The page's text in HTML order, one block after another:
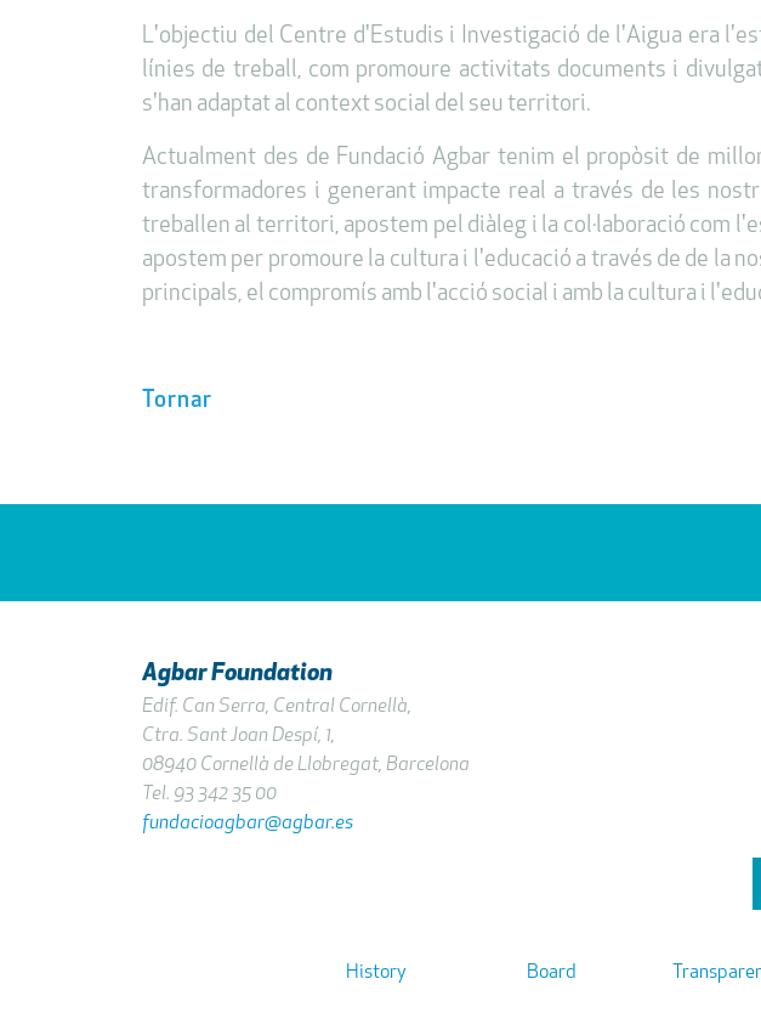
L'objectiu del Centre d'Estudis i Investigació de l'Aigua era
línies de treball, com promoure activitats documents i
s'han adaptat al context social del seu territori.
Actualment des de Fundació Agbar tenim el propòsit de
transformadores i generant impacte real a través de les
treballen al territori, apostem pel diàleg i la col·laboració com
apostem per promoure la cultura i l'educació a través de de la
principals, el compromís amb l'acció social i amb la cultura i
Tornar
Agbar Foundation
Edif. Can Serra, Central Cornellà,
Ctra. Sant Joan Despí, 1,
08940 Cornellà de Llobregat, Barcelona
Tel. 93 342 35 00
fundacioagbar@agbar.es
History Board